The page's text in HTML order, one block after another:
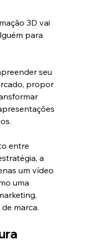
3D vai
para
seu
propor
entre
a
um vídeo
uma
marca.